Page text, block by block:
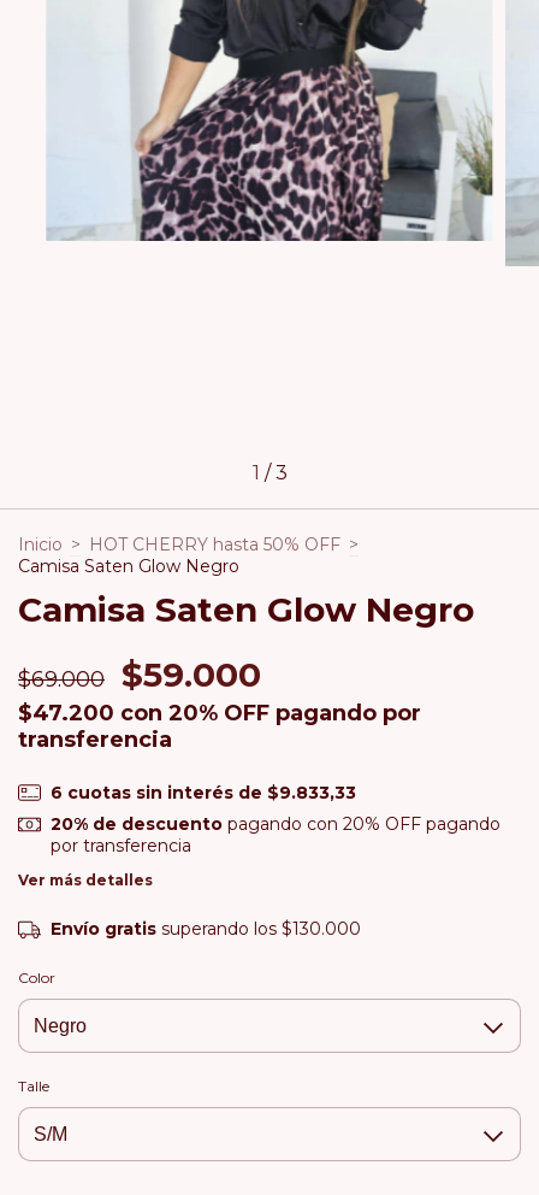
1 /3
Inicio > HOT CHERRY hasta 50% OFF >
Camisa Saten Glow Negro
Camisa Saten Glow Negro
$69.000 $59.000
$47.200 con 20% OFF pagando por
transferencia
6 cuotas sin interés de $9.833,33
20% de descuentopagando con 20% OFF pagando
por transferencia
Ver más detalles
Envío gratis superando los $130.000
Color
Talle